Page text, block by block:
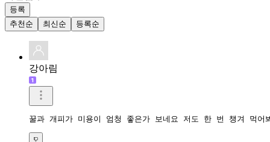
등록
추천순
최신순 등록순
강아림
꿀과 개피가 미용이 엄청 좋은가 보네요 저도 한 번 챙겨 먹어